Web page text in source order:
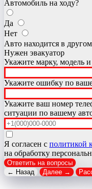
Автомобиль на ходу?
Да
Нет
Авто находится в
Нужен эвакуатор
Укажите марку, модель
Укажите ошибку по
Укажите ваш номер
ситуации по вашему
Я согласен с политикой
на обработку
Ответить на вопросы
← Назад
Далее →